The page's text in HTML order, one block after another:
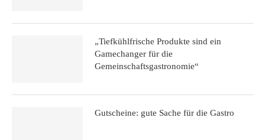
„Tiefkühlfrische Produkte sind ein
Gamechanger für die
Gemeinschaftsgastronomie“
Gutscheine: gute Sache für die Gastro